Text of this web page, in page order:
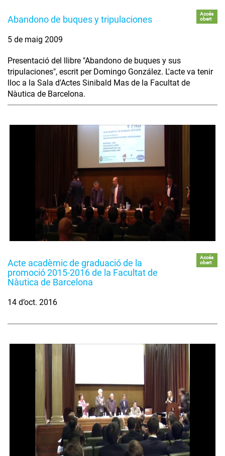
Abandono de buques y tripulaciones
Accés
obert
5 de maig 2009
Presentació del llibre "Abandono de buques y sus
tripulaciones", escrit per Domingo González. L'acte va tenir
lloc a la Sala d'Actes Sinibald Mas de la Facultat de
Nàutica de Barcelona.
Acte acadèmic de graduació de la
promoció 2015-2016 de la Facultat de
Nàutica de Barcelona
Accés
obert
14 d’oct. 2016